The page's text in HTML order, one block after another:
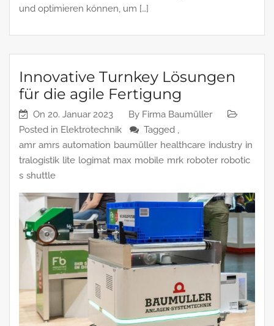
und optimieren können, um […]
Innovative Turnkey Lösungen
für die agile Fertigung
On 20. Januar 2023 By Firma Baumüller
Posted in Elektrotechnik
Tagged ,
amr amrs automation baumüller healthcare industry in
tralogistik lite logimat max mobile mrk roboter robotic
s shuttle